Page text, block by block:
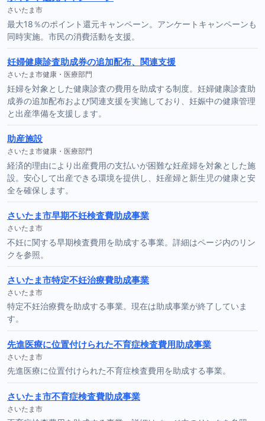
さいたま市
最大18％のポイント還元キャンペーン。アンケートキャンペーンも
同時実施。市民の消費活動を支援。
妊婦健康診査助成券の追加配布、関連支援
さいたま市健康・医療部門
妊婦を対象とした健康診査の費用を助成する制度。妊婦健康診査助
成券の追加配布および関連支援を実施しており、妊娠中の健康管理
と出産準備を支援します。
助産施設
さいたま市健康・医療部門
経済的理由により出産費用の支払いが困難な妊産婦を対象とした施
設。安心して出産できる環境を提供し、妊産婦と新生児の健康と安
全を確保します。
さいたま市早期不妊検査費助成事業
さいたま市
不妊に関する早期検査費用を助成する事業。詳細はページ内のリン
クを参照。
さいたま市特定不妊治療費助成事業
さいたま市
特定不妊治療費を助成する事業。現在は助成事業が終了していま
す。
先進医療に位置付けられた不育症検査費用助成事業
さいたま市
先進医療に位置付けられた不育症検査費用を助成する事業。
さいたま市不育症検査費助成事業
さいたま市